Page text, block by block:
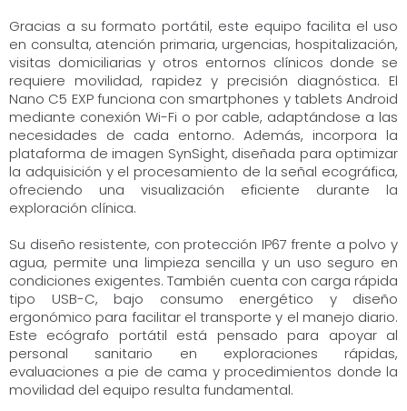
Gracias a su formato portátil, este equipo facilita el uso
en consulta, atención primaria, urgencias, hospitalización,
visitas domiciliarias y otros entornos clínicos donde se
requiere movilidad, rapidez y precisión diagnóstica. El
Nano C5 EXP funciona con smartphones y tablets Android
mediante conexión Wi-Fi o por cable, adaptándose a las
necesidades de cada entorno. Además, incorpora la
plataforma de imagen SynSight, diseñada para optimizar
la adquisición y el procesamiento de la señal ecográfica,
ofreciendo una visualización eficiente durante la
exploración clínica.
Su diseño resistente, con protección IP67 frente a polvo y
agua, permite una limpieza sencilla y un uso seguro en
condiciones exigentes. También cuenta con carga rápida
tipo USB-C, bajo consumo energético y diseño
ergonómico para facilitar el transporte y el manejo diario.
Este ecógrafo portátil está pensado para apoyar al
personal sanitario en exploraciones rápidas,
evaluaciones a pie de cama y procedimientos donde la
movilidad del equipo resulta fundamental.